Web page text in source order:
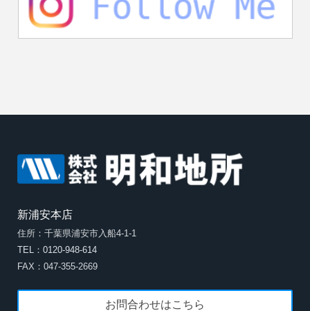
新浦安本店
住所：千葉県浦安市入船4-1-1
TEL：0120-948-614
FAX：047-355-2669
お問合わせはこちら